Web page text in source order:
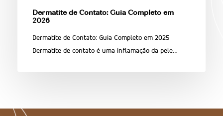
Dermatite de Contato: Guia Completo em
2026
Dermatite de Contato: Guia Completo em 2025
Dermatite de contato é uma inflamação da pele…